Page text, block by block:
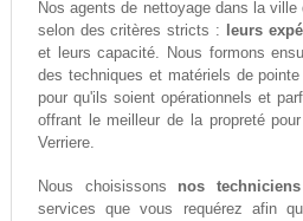
Nos agents de nettoyage dans la
selon des critères stricts :
leurs
et leurs capacité. Nous formons
des techniques et matériels de
pour qu'ils soient opérationnels et
offrant le meilleur de la propreté
Verriere.
Nous choisissons nos techniciens
services que vous requérez afin